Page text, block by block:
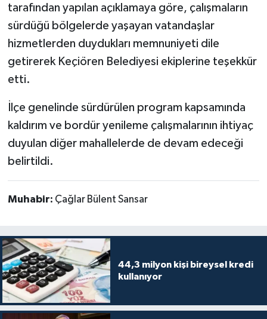
tarafından yapılan açıklamaya göre, çalışmaların
sürdüğü bölgelerde yaşayan vatandaşlar
hizmetlerden duydukları memnuniyeti dile
getirerek Keçiören Belediyesi ekiplerine teşekkür
etti.
İlçe genelinde sürdürülen program kapsamında
kaldırım ve bordür yenileme çalışmalarının ihtiyaç
duyulan diğer mahallelerde de devam edeceği
belirtildi.
Muhabir: Çağlar Bülent Sansar
44,3 milyon kişi bireysel kredi
kullanıyor